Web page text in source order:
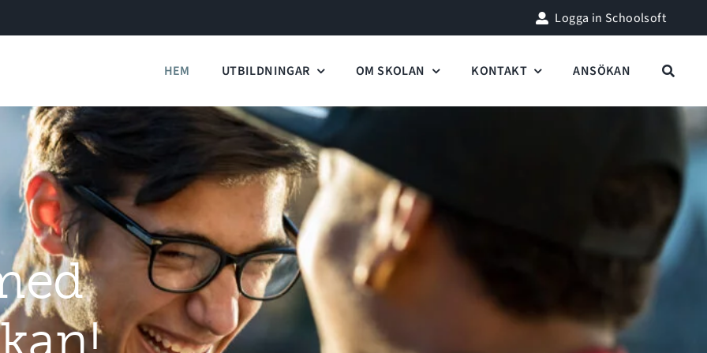
Logga in Schoolsoft
HEM UTBILDNINGAR OM SKOLAN KONTAKT ANSÖKAN